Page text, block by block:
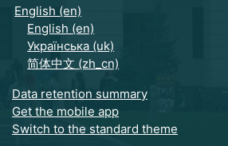
English ‎(en)‎
English ‎(en)‎
Українська ‎(uk)‎
简体中文 ‎(zh_cn)‎
Data retention summary
Get the mobile app
Switch to the standard theme